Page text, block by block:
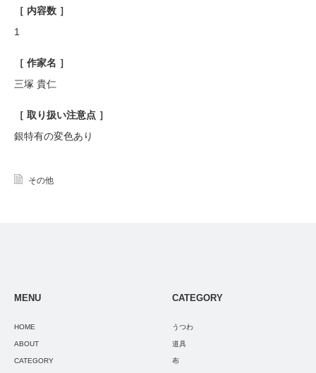
［ 内容数 ］
1
［ 作家名 ］
三塚 貴仁
［ 取り扱い注意点 ］
銀特有の変色あり
その他
MENU
HOME
ABOUT
CATEGORY
CATEGORY
うつわ
道具
布